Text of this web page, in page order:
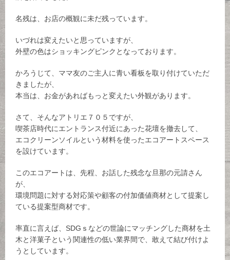
名残は、お店の概観に未だ残っています。
いづれは変えたいと思っていますが、
外壁の色はショッキングピンクとなっております。
かろうじて、ママ友のご主人に青い看板を取り付けていただ
きましたが、
本当は、お金があればもっと変えたい外観があります。
さて、そんなアトリエ７０５ですが、
喫茶店時代にエントランス付近にあった花壇を撤去して、
エコクリーンソイルという材料を使ったエコアートスペース
を設けています。
このエコアートは、先程、お話した残念な旦那の元請さん
が、
環境問題に対する対応策や顧客の付加価値商材として提案し
ている提案型商材です。
率直に言えば、SDGｓなどの世論にマッチングした商材を土
木と洋菓子という関連性の低い業界間で、敢えて結び付けよ
うとしています。